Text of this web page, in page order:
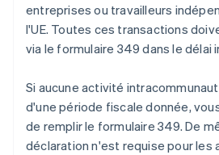
entreprises ou travailleurs
l'UE. Toutes ces transactions
via le formulaire 349 dans le délai
Si aucune activité
d'une période fiscale donnée,
de remplir le formulaire 349. De
déclaration n'est requise pour les